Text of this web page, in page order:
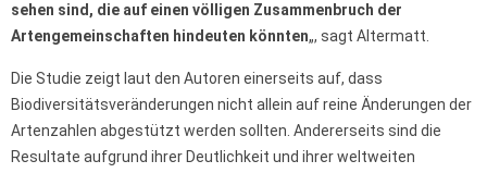
sehen sind, die auf einen völligen Zusammenbruch der
Artengemeinschaften hindeuten könnten„, sagt Altermatt.
Die Studie zeigt laut den Autoren einerseits auf, dass
Biodiversitätsveränderungen nicht allein auf reine Änderungen der
Artenzahlen abgestützt werden sollten. Andererseits sind die
Resultate aufgrund ihrer Deutlichkeit und ihrer weltweiten